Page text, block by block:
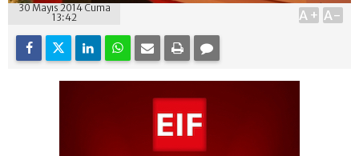
30 Mayıs 2014 Cuma
13:42
A+ A-